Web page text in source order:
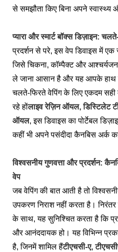
से समझौता किए बिना अपने स्वास्थ्य
प्यारा और स्मार्ट बॉक्स डिज़ाइन:
प्रदर्शन से परे, इस वेप डिवाइस में एक
जिसे चिकना, कॉम्पैक्ट और
ले जाना आसान है और यह आपके हाथ
चलते-फिरते वेपिंग के लिए एकदम
रहे होंलाइव रेज़िन ऑयल, डिस्टिलेट
ऑयल, इस डिवाइस का पोर्टेबल
कहीं भी अपने पसंदीदा कैनबिस अर्क
विश्वसनीय गुणवत्ता और प्रदर्शन:
वेप
जब वेपिंग की बात आती है तो
उपकरण निराश नहीं करता है। निरंतर
के साथ, यह सुनिश्चित करता है कि
और आनंददायक हो। यह विभिन्न
है, जिनमें शामिल हैंटीएचसी-ए,